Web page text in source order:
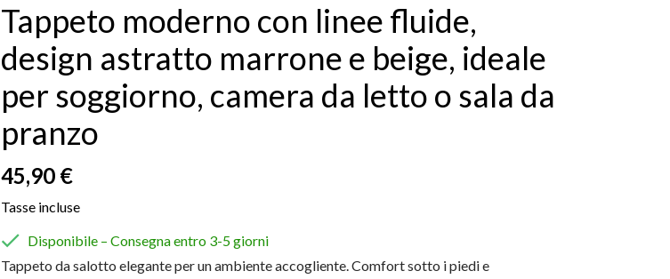
Tappeto moderno con linee fluide,
design astratto marrone e beige, ideale
per soggiorno, camera da letto o sala da
pranzo
45,90 €
Tasse incluse
 Disponibile – Consegna entro 3-5 giorni
Tappeto da salotto elegante per un ambiente accogliente. Comfort sotto i piedi e